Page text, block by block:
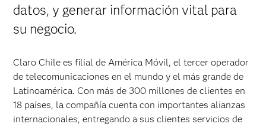
datos, y generar información vital para
su negocio.
Claro Chile es filial de América Móvil, el tercer operador
de telecomunicaciones en el mundo y el más grande de
Latinoamérica. Con más de 300 millones de clientes en
18 países, la compañía cuenta con importantes alianzas
internacionales, entregando a sus clientes servicios de